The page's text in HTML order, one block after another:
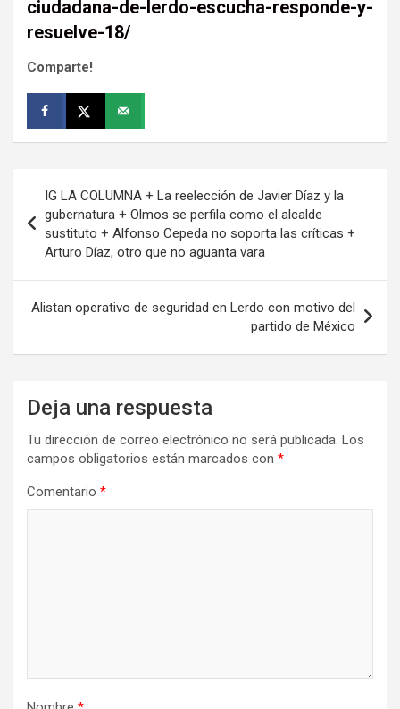
ciudadana-de-lerdo-escucha-responde-y-
resuelve-18/
Comparte!
de
entradas
IG LA COLUMNA + La reelección de Javier Díaz y la
gubernatura + Olmos se perfila como el alcalde
sustituto + Alfonso Cepeda no soporta las críticas +
Arturo Díaz, otro que no aguanta vara
Alistan operativo de seguridad en Lerdo con motivo del
partido de México
Deja una respuesta
Tu dirección de correo electrónico no será publicada. Los
campos obligatorios están marcados con *
Comentario *